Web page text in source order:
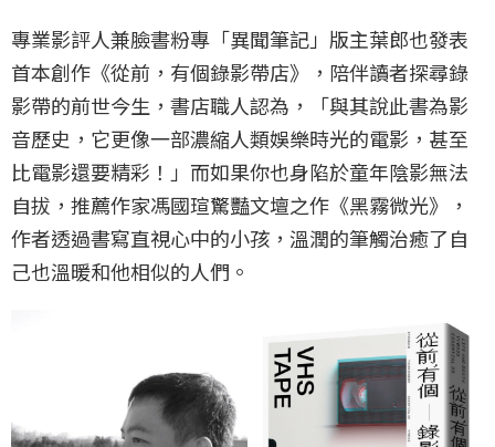
專業影評人兼臉書粉專「異聞筆記」版主葉郎也發表
首本創作《從前，有個錄影帶店》，陪伴讀者探尋錄
影帶的前世今生，書店職人認為，「與其說此書為影
音歷史，它更像一部濃縮人類娛樂時光的電影，甚至
比電影還要精彩！」而如果你也身陷於童年陰影無法
自拔，推薦作家馮國瑄驚豔文壇之作《黑霧微光》，
作者透過書寫直視心中的小孩，溫潤的筆觸治癒了自
己也溫暖和他相似的人們。